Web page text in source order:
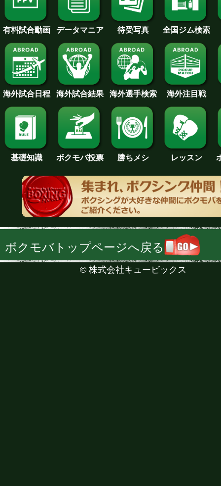
有料試合動画 データマニア 待受写真 全国ジム検索
海外試合日程 海外試合結果 海外選手検索 海外注目戦
基礎知識 ボクモバ投票 勝ちメシ レッスン
ボクモバトップページへ戻る
© 株式会社キュービックス